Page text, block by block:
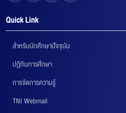
Quick Link
สำหรับนักศึกษาปัจจุบัน
ปฏิทินการศึกษา
การจัดการความรู้
TNI Webmail